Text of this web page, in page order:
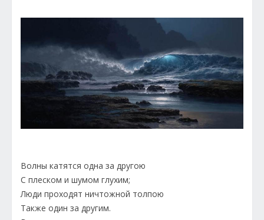
Волны катятся одна за другою
С плеском и шумом глухим;
Люди проходят ничтожной толпою
Также один за другим.